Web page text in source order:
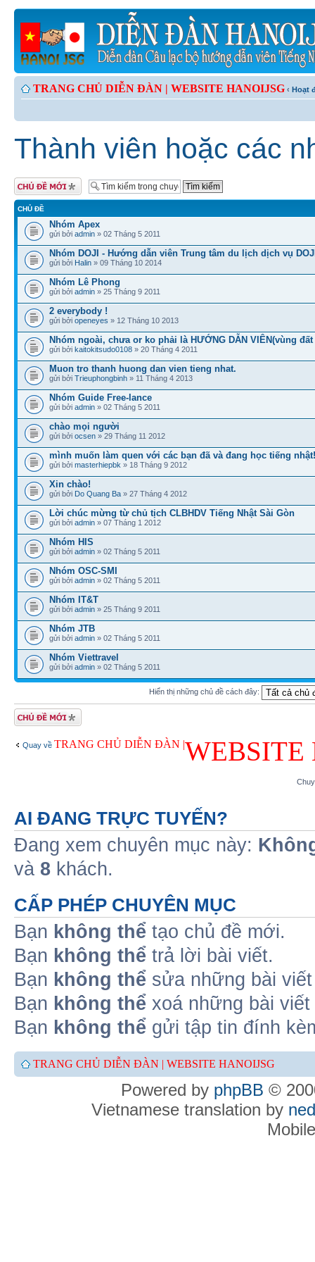
TRANG CHỦ DIỄN ĐÀN | WEBSITE HANOIJSG ‹ Hoạt
Thành viên hoặc các
Tạo chủ đề mới
CHỦ ĐỀ
Nhóm Apex
gửi bởi admin » 02 Tháng 5 2011
Nhóm DOJI - Hướng dẫn viên Trung tâm du lịch dịch vụ
gửi bởi Halin » 09 Tháng 10 2014
Nhóm Lê Phong
gửi bởi admin » 25 Tháng 9 2011
2 everybody !
gửi bởi openeyes » 12 Tháng 10 2013
Nhóm ngoài, chưa or ko phải là HƯỚNG DẪN VIÊN(vùng
gửi bởi kaitokitsudo0108 » 20 Tháng 4 2011
Muon tro thanh huong dan vien tieng nhat.
gửi bởi Trieuphongbinh » 11 Tháng 4 2013
Nhóm Guide Free-lance
gửi bởi admin » 02 Tháng 5 2011
chào mọi người
gửi bởi ocsen » 29 Tháng 11 2012
mình muốn làm quen với các bạn đã và đang học tiếng nhật!
gửi bởi masterhiepbk » 18 Tháng 9 2012
Xin chào!
gửi bởi Do Quang Ba » 27 Tháng 4 2012
Lời chúc mừng từ chủ tịch CLBHDV Tiếng Nhật Sài Gòn
gửi bởi admin » 07 Tháng 1 2012
Nhóm HIS
gửi bởi admin » 02 Tháng 5 2011
Nhóm OSC-SMI
gửi bởi admin » 02 Tháng 5 2011
Nhóm IT&T
gửi bởi admin » 25 Tháng 9 2011
Nhóm JTB
gửi bởi admin » 02 Tháng 5 2011
Nhóm Viettravel
gửi bởi admin » 02 Tháng 5 2011
Hiển thị những chủ đề cách đây:
Tạo chủ đề mới
Quay về TRANG CHỦ DIỄN ĐÀN |WEBSITE
AI ĐANG TRỰC TUYẾN?
Đang xem chuyên mục này:
và 8 khách.
CẤP PHÉP CHUYÊN MỤC
Bạn không thể tạo chủ đề mới.
Bạn không thể trả lời bài viết.
Bạn không thể sửa những bài
Bạn không thể xoá những bài
Bạn không thể gửi tập tin đính
TRANG CHỦ DIỄN ĐÀN | WEBSITE HANOIJSG
Powered by phpBB ©
Vietnamese translation by